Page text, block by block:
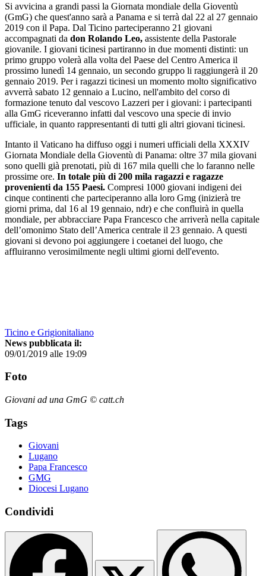
Si avvicina a grandi passi la Giornata mondiale della Gioventù
(GmG) che quest'anno sarà a Panama e si terrà dal 22 al 27 gennaio
2019 con il Papa. Dal Ticino parteciperanno 21 giovani
accompagnati da don Rolando Leo, assistente della Pastorale
giovanile. I giovani ticinesi partiranno in due momenti distinti: un
primo gruppo volerà alla volta del Paese del Centro America il
prossimo lunedì 14 gennaio, un secondo gruppo li raggiungerà il 20
gennaio 2019. Per i ragazzi ticinesi un momento molto significativo
avverrà sabato 12 gennaio a Lucino, nell'ambito del corso di
formazione tenuto dal vescovo Lazzeri per i giovani: i partecipanti
alla GmG riceveranno infatti dal vescovo una specie di invio
ufficiale, in quanto rappresentanti di tutti gli altri giovani ticinesi.
Intanto il Vaticano ha diffuso oggi i numeri ufficiali della XXXIV
Giornata Mondiale della Gioventù di Panama: oltre 37 mila giovani
sono quelli già prenotati, più di 167 mila quelli che lo faranno nelle
prossime ore. In totale più di 200 mila ragazzi e ragazze
provenienti da 155 Paesi. Compresi 1000 giovani indigeni dei
cinque continenti che parteciperanno alla loro Gmg (inizierà tre
giorni prima, dal 16 al 19 gennaio, ndr) e che confluirà in quella
mondiale, per abbracciare Papa Francesco che arriverà nella capitale
dell’omonimo Stato dell’America centrale il 23 gennaio. A questi
giovani si devono poi aggiungere i coetanei del luogo, che
affluiranno verosimilmente negli ultimi giorni dell'evento.
Ticino e Grigionitaliano
News pubblicata il:
09/01/2019 alle 19:09
Foto
Giovani ad una GmG © catt.ch
Tags
Giovani
Lugano
Papa Francesco
GMG
Diocesi Lugano
Condividi